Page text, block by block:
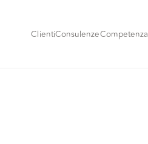
ClientiConsulenzeCompetenza